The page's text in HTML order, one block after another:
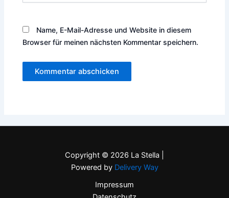
Name, E-Mail-Adresse und Website in diesem
Browser für meinen nächsten Kommentar speichern.
Copyright © 2026 La Stella |
Powered by Delivery Way
Impressum